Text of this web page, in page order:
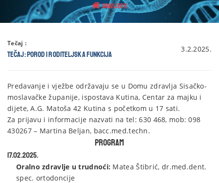
Obavijesti
Tečaj :
Tečaj: Porod i roditeljska funkcija
3.2.2025.
Predavanje i vježbe održavaju se u Domu zdravlja Sisačko-
moslavačke županije, ispostava Kutina, Centar za majku i
dijete, A.G. Matoša 42 Kutina s početkom u 17 sati.
Za prijavu i informacije nazvati na tel: 630 468, mob: 098
430267 – Martina Beljan, bacc.med.techn.
Program
17.02.2025.
Oralno zdravlje u trudnoći: Matea Štibrić, dr.med.dent.
spec. ortodoncije